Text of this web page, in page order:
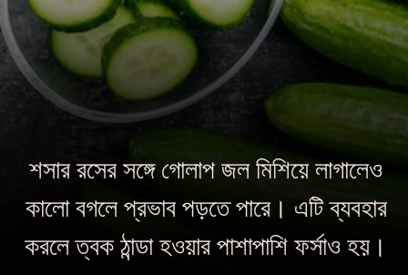
শসার রসের সঙ্গে গোলাপ জল মিশিয়ে লাগালেও
কালো বগলে প্রভাব পড়তে পারে। এটি ব্যবহার
করলে ত্বক ঠান্ডা হওয়ার পাশাপাশি ফর্সাও হয়।